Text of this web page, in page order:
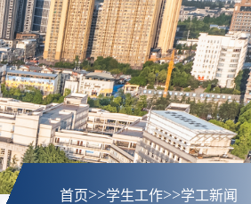
首页>>学生工作>>学工新闻